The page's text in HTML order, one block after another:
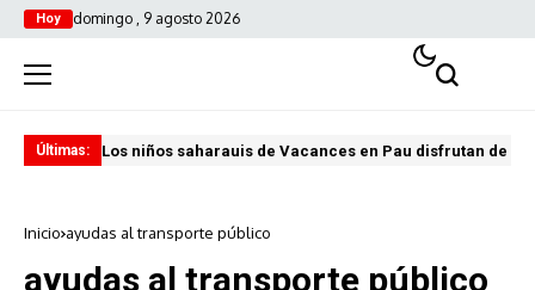
Hoy domingo , 9 agosto 2026
Últimas: Los niños saharauis de Vacances en Pau disfrutan de
Inicio ayudas al transporte público
ayudas al transporte público